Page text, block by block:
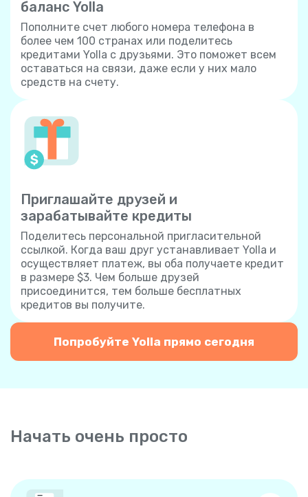
баланс Yolla
Пополните счет любого номера телефона в
более чем 100 странах или поделитесь
кредитами Yolla с друзьями. Это поможет всем
оставаться на связи, даже если у них мало
средств на счету.
Приглашайте друзей и
зарабатывайте кредиты
Поделитесь персональной пригласительной
ссылкой. Когда ваш друг устанавливает Yolla и
осуществляет платеж, вы оба получаете кредит
в размере $3. Чем больше друзей
присоединится, тем больше бесплатных
кредитов вы получите.
Попробуйте Yolla прямо сегодня
Начать очень просто